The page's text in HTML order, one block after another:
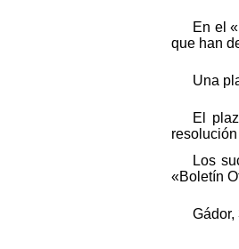
En el
que han
Una
El
Los
«Boletín